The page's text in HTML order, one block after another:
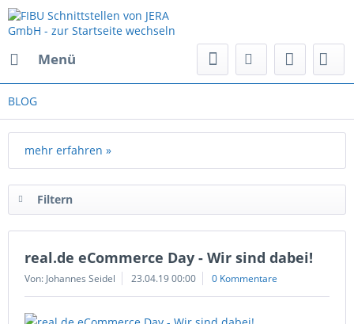
Menü
BLOG
mehr erfahren »
Filtern
real.de eCommerce Day - Wir sind dabei!
Von: Johannes Seidel 23.04.19 00:00 0 Kommentare